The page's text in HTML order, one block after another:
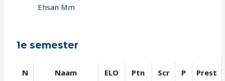
Ehsan Mm
1e semester
N Naam ELO Ptn Scr P Prest